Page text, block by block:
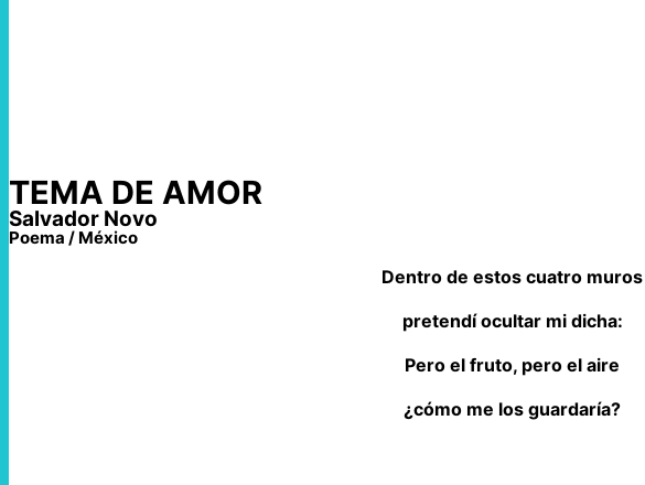
TEMA DE AMOR
Salvador Novo
Poema / México
Dentro de estos cuatro muros
pretendí ocultar mi dicha:
Pero el fruto, pero el aire
¿cómo me los guardaría?